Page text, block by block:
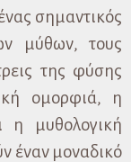
σημαντικός
μύθων, τους
της φύσης
ομορφιά, η
η μυθολογική
έναν μοναδικό